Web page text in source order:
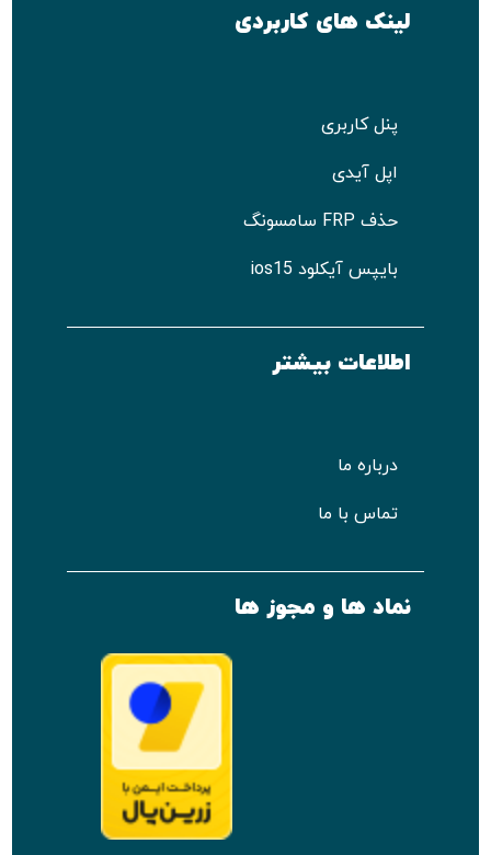
لینک های کاربردی
پنل کاربری
اپل آیدی
حذف FRP سامسونگ
بایپس آیکلود ios15
اطلاعات بیشتر
درباره ما
تماس با ما
نماد ها و مجوز ها